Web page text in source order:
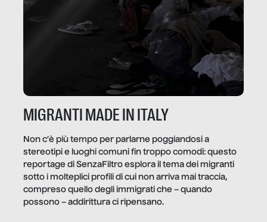
MIGRANTI MADE IN ITALY
Non c’è più tempo per parlarne poggiandosi a
stereotipi e luoghi comuni fin troppo comodi: questo
reportage di SenzaFiltro esplora il tema dei migranti
sotto i molteplici profili di cui non arriva mai traccia,
compreso quello degli immigrati che – quando
possono – addirittura ci ripensano.